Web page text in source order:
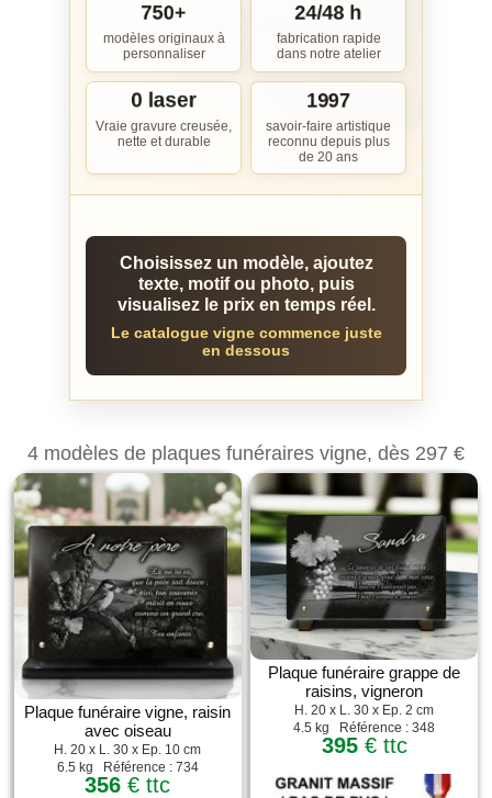
750+
modèles originaux à
personnaliser
24/48 h
fabrication rapide
dans notre atelier
0 laser
Vraie gravure creusée,
nette et durable
1997
savoir-faire artistique
reconnu depuis plus
de 20 ans
Choisissez un modèle, ajoutez
texte, motif ou photo, puis
visualisez le prix en temps réel.
Le catalogue vigne commence juste
en dessous
4 modèles de plaques funéraires vigne, dès 297 €
Plaque funéraire vigne, raisin
avec oiseau
H. 20 x L. 30 x Ep. 10 cm
6.5 kg Référence : 734
356 € ttc
Plaque funéraire grappe de
raisins, vigneron
H. 20 x L. 30 x Ep. 2 cm
4.5 kg Référence : 348
395€ ttc